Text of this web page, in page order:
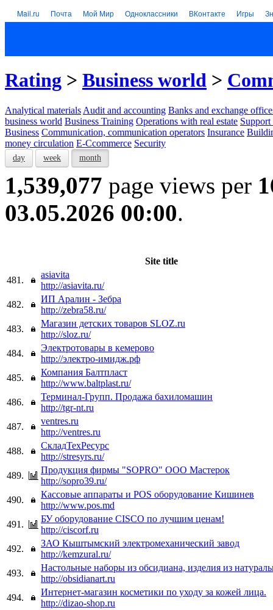
Mail.ru Почта Мой Мир Одноклассники ВКонтакте Игры
Rating > Business world >
Analytical materials Audit and accounting Banks and exchange
business world Business Training Operations with real estate Support
Business Communication, communication operators Insurance
money circulation E-Ccommerce Security
day week month
1,539,077 page views per
03.05.2026 00:00.
Site title
481.
asiavita
http://asiavita.ru/
482.
ИП Аралин - Зебра
http://zebra58.ru/
483.
Магазин детских товаров SLOZ.ru
http://sloz.ru/
484.
Электротовары в кемерово
http://электро-имидж.рф
485.
Компания Балтпласт
http://www.baltplast.ru/
486.
Терминал-Групп. Продажа бахиломашин
http://tgr-nt.ru
487.
ventres.ru
http://ventres.ru
488.
СкладТехРесурс
http://stresyrs.ru/
489.
Продукция фирмы "SOPRO" ООО Мастерок
http://sopro39.ru/
490.
Кассовые аппараты и POS оборудование Кишинев
http://www.pos.md
491.
БУ оборудование CISCO по лучшим ценам!
http://ciscorf.ru
492.
ЗАО Кыштымский электромеханический завод
http://kemzural.ru/
493.
Настольные наборы из обсидиана, изделия из
http://obsidianart.ru
494.
Интернет-магазин косметики по уходу за кожей лица.
http://dizao-shop.ru